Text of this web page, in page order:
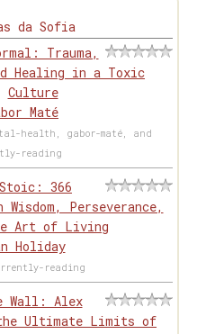
da Sofia
Trauma,
Healing in a Toxic
Culture
Maté
health, gabor-maté, and
reading
366
Perseverance,
Art of Living
Holiday
reading
Wall: Alex
the Ultimate Limits of